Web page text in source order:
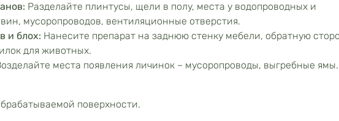
Разделайте плинтусы, щели в полу, места у водопроводных и
мусоропроводов, вентиляционные отверстия.
и блох: Нанесите препарат на заднюю стенку мебели, обратную
для животных.
места появления личинок – мусоропроводы, выгребные ямы.
поверхности.